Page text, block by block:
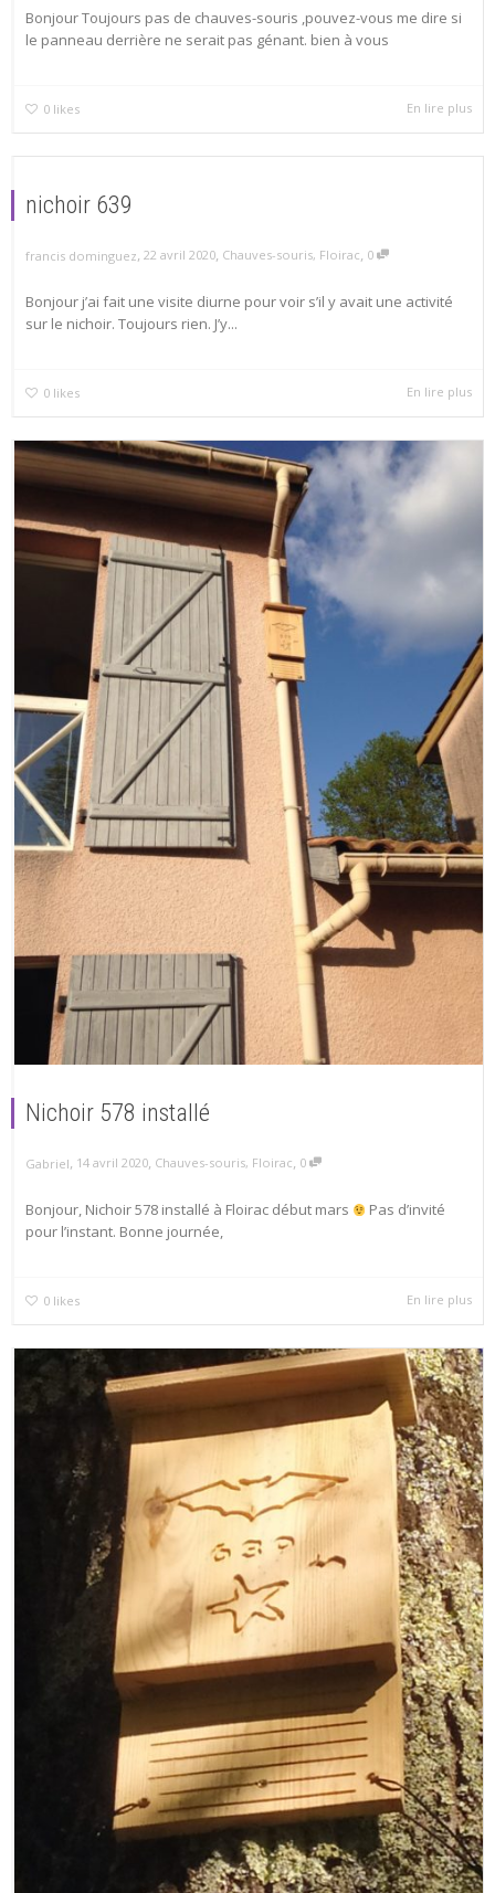
Bonjour Toujours pas de chauves-souris ,pouvez-vous me dire si
le panneau derrière ne serait pas génant. bien à vous
0 likes En lire plus
nichoir 639
francis dominguez, 22 avril 2020, Chauves-souris, Floirac, 0
Bonjour j’ai fait une visite diurne pour voir s’il y avait une activité
sur le nichoir. Toujours rien. J’y...
0 likes En lire plus
Nichoir 578 installé
Gabriel, 14 avril 2020, Chauves-souris, Floirac, 0
Bonjour, Nichoir 578 installé à Floirac début mars
Pas d’invité
pour l’instant. Bonne journée,
0 likes En lire plus